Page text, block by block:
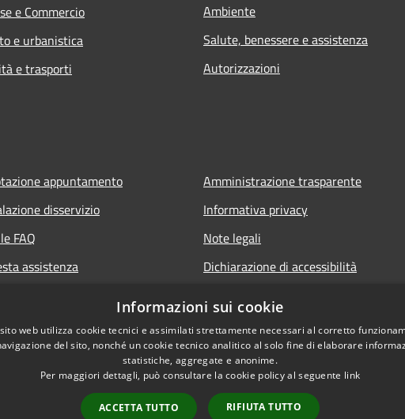
e Commercio
e urbanistica
e trasporti
Ambiente
Salute, benessere e assistenza
Autorizzazioni
appuntamento
disservizio
FAQ
assistenza
Amministrazione trasparente
Informativa privacy
Note legali
Dichiarazione di accessibilità
Informazioni sui cookie
web utilizza cookie tecnici e assimilati strettamente necessari al corretto
del sito, nonché un cookie tecnico analitico al solo fine di elaborare
statistiche, aggregate e anonime.
Per maggiori dettagli, può consultare la cookie policy al seguente link
ACCETTA TUTTO RIFIUTA TUTTO